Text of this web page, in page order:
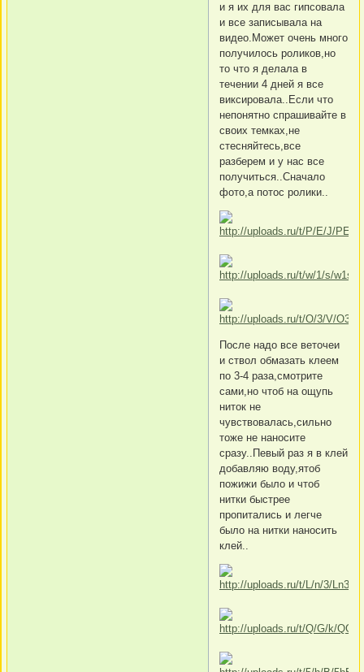
и я их для вас гипсовала
и все записывала на
видео.Может очень много
получилось роликов,но
то что я делала в
течении 4 дней я все
виксировала..Если что
непонятно спрашивайте в
своих темках,не
стесняйтесь,все
разберем и у нас все
получиться..Сначало
фото,а потос ролики..
После надо все веточеи
и ствол обмазать клеем
по 3-4 раза,смотрите
сами,но чтоб на ощупь
ниток не
чувствовалась,сильно
тоже не наносите
сразу..Певый раз я в клей
добавляю воду,ятоб
пожижи было и чтоб
нитки быстрее
пропитались и легче
было на нитки наносить
клей..